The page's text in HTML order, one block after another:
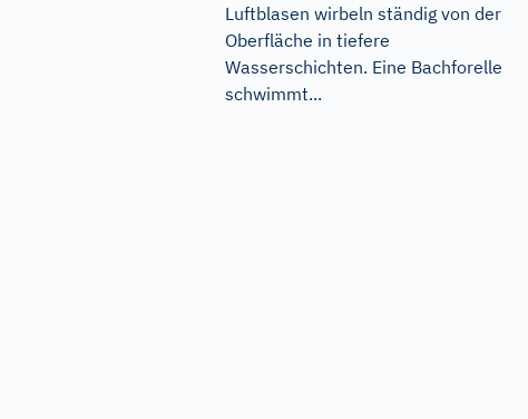
Luftblasen wirbeln ständig von der
Oberfläche in tiefere
Wasserschichten. Eine Bachforelle
schwimmt...